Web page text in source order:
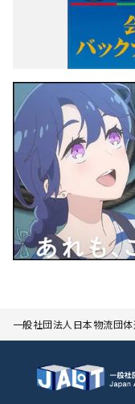
一般社団法人日本物流団